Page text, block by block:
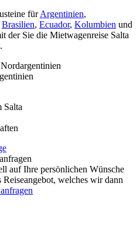
fürArgentinien,
Brasilien, Ecuador, Kolumbien und
der Sie die Mietwagenreise Salta
Salta
auf Ihre persönlichen Wünsche
welches wir dann